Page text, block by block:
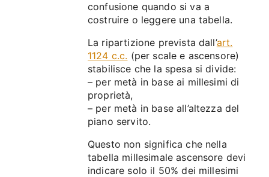
confusione quando si va a
costruire o leggere una tabella.
La ripartizione prevista dall’art.
1124 c.c. (per scale e ascensore)
stabilisce che la spesa si divide:
– per metà in base ai millesimi di
proprietà,
– per metà in base all’altezza del
piano servito.
Questo non significa che nella
tabella millesimale ascensore devi
indicare solo il 50% dei millesimi